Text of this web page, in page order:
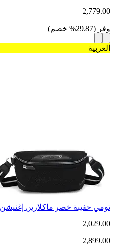
2,779.00
وفر (
29.87
% خصم)
العربية
تومي حقيبة خصر ماكلارين إغنيشن
2,029.00
2,899.00